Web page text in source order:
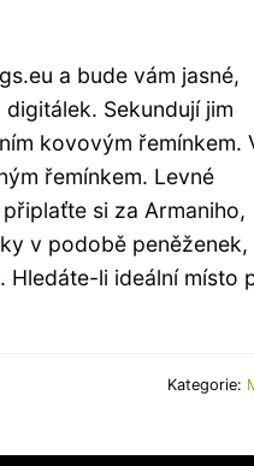
a bude vám jasné,
Sekundují jim
kovovým řemínkem.
řemínkem. Levné
si za Armaniho,
v podobě peněženek,
Hledáte-li ideální místo
Kategorie: